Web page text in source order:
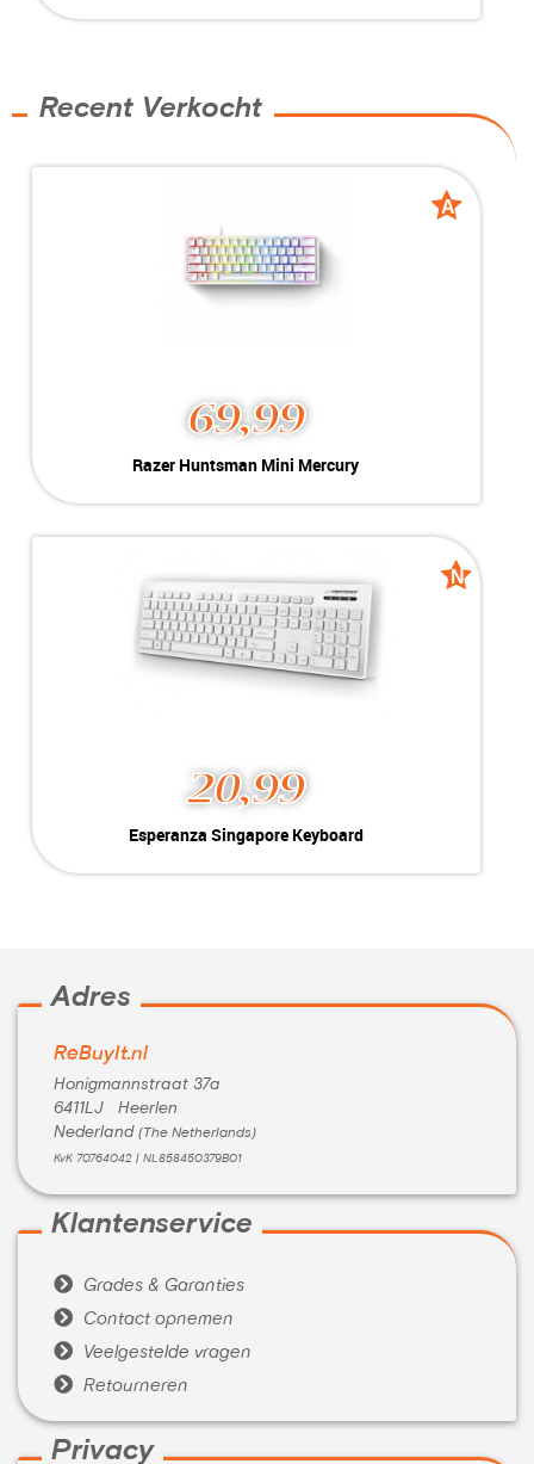
MEER INFO NU KOPEN
Recent Verkocht
A
69,99
Razer Huntsman Mini Mercury
Conditie:
A-Grade
N
20,99
Esperanza Singapore Keyboard
N
new
Adres
ReBuyIt.nl
Honigmannstraat 37a
6411LJ Heerlen
Nederland (The Netherlands)
KvK 70764042 | NL858450379B01
Klantenservice
 Grades & Garanties
 Contact opnemen
 Veelgestelde vragen
 Retourneren
Privacy